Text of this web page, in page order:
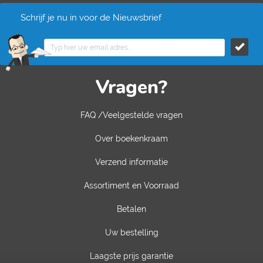
Schrijf je nu in voor de Nieuwsbrief
Vragen?
FAQ /Veelgestelde vragen
Over boekenkraam
Verzend informatie
Assortiment en Voorraad
Betalen
Uw bestelling
Laagste prijs garantie